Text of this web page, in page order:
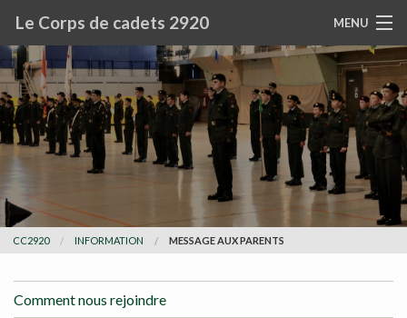
Le Corps de cadets 2920 MENU
LE CC2920
COMMUNICATIONS
PRÉSENTATION
HISTORIQUE
PRIX ET MÉRITES
CC2920 INFORMATION MESSAGE AUX PARENTS
Comment nous rejoindre